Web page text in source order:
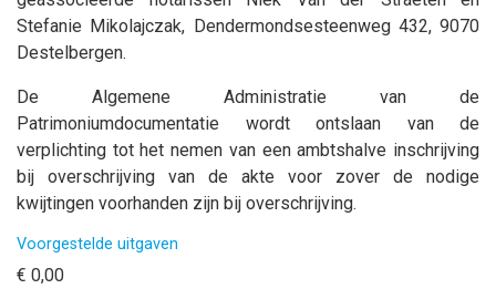
Stefanie Mikolajczak, Dendermondsesteenweg 432, 9070
Destelbergen.
De Algemene Administratie van de
Patrimoniumdocumentatie wordt ontslaan van de
verplichting tot het nemen van een ambtshalve inschrijving
bij overschrijving van de akte voor zover de nodige
kwijtingen voorhanden zijn bij overschrijving.
Voorgestelde uitgaven
€ 0,00